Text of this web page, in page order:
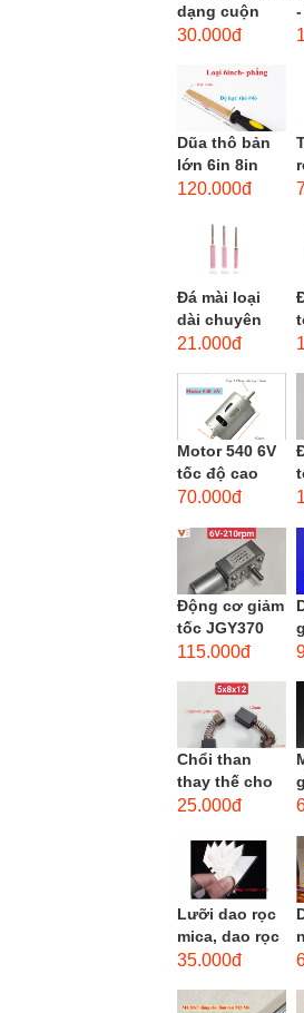
dạng cuộn
loại dài gắn
cốt 3mm
đầu...
30.000đ
Dũa thô bản
lớn 6in 8in
phẳng - độ
120.000đ
Đá mài loại
dài chuyên
dùng mài
loại, đá mài
cạnh,...
21.000đ
Motor 540 6V
tốc độ cao
20.000 vòng/
torque
70.000đ
Động cơ giảm
tốc JGY370
DC bánh răng
men xoắn
cao...
115.000đ
Chổi than
thay thế cho
động cơ, chổi
motor máy
khoan,...
25.000đ
Lưỡi dao rọc
mica, dao rọc
cáp hình
35.000đ